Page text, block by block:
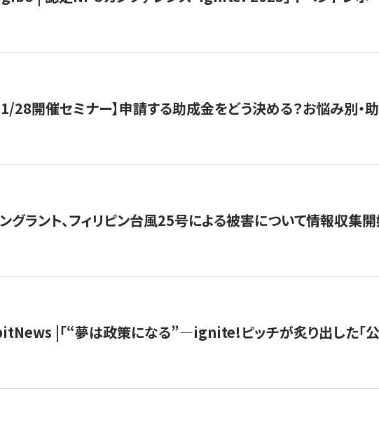
28開催セミナー】申請する助成金をどう決める？お悩み別・
グラント、フィリピン台風25号による被害について情報収集
|「“夢は政策になる”—ignite!ピッチが炙り出した「公